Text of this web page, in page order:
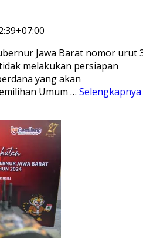
Jawa Barat nomor urut
melakukan persiapan
yang akan
Umum … Selengkapnya